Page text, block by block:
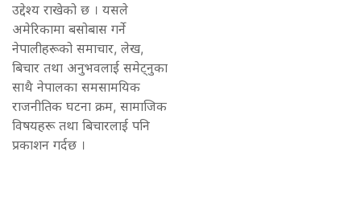
उद्देश्य राखेको छ । यसले
अमेरिकामा बसोबास गर्ने
नेपालीहरूको समाचार, लेख,
बिचार तथा अनुभवलाई समेट्नुका
साथै नेपालका समसामयिक
राजनीतिक घटना क्रम, सामाजिक
विषयहरू तथा बिचारलाई पनि
प्रकाशन गर्दछ ।